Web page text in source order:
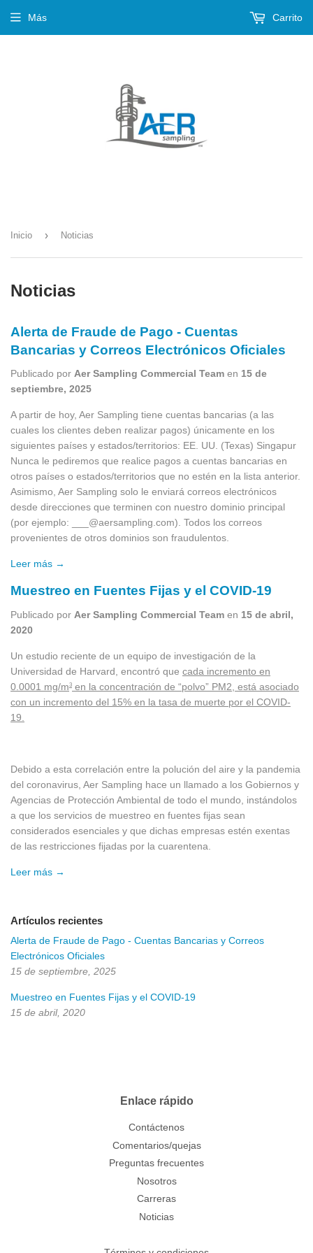
Más Carrito
Inicio › Noticias
Noticias
Alerta de Fraude de Pago - Cuentas
Bancarias y Correos Electrónicos Oficiales
Publicado por Aer Sampling Commercial Team en 15 de
septiembre, 2025
A partir de hoy, Aer Sampling tiene cuentas bancarias (a las
cuales los clientes deben realizar pagos) únicamente en los
siguientes países y estados/territorios: EE. UU. (Texas) Singapur
Nunca le pediremos que realice pagos a cuentas bancarias en
otros países o estados/territorios que no estén en la lista anterior.
Asimismo, Aer Sampling solo le enviará correos electrónicos
desde direcciones que terminen con nuestro dominio principal
(por ejemplo: ___@aersampling.com). Todos los correos
provenientes de otros dominios son fraudulentos.
Leer más →
Muestreo en Fuentes Fijas y el COVID-19
Publicado por Aer Sampling Commercial Team en 15 de abril,
2020
Un estudio reciente de un equipo de investigación de la
Universidad de Harvard, encontró que cada incremento en
0.0001 mg/m3 en la concentración de “polvo” PM2, está asociado
con un incremento del 15% en la tasa de muerte por el COVID-
19.
Debido a esta correlación entre la polución del aire y la pandemia
del coronavirus, Aer Sampling hace un llamado a los Gobiernos y
Agencias de Protección Ambiental de todo el mundo, instándolos
a que los servicios de muestreo en fuentes fijas sean
considerados esenciales y que dichas empresas estén exentas
de las restricciones fijadas por la cuarentena.
Leer más →
Artículos recientes
Alerta de Fraude de Pago - Cuentas Bancarias y Correos
Electrónicos Oficiales
15 de septiembre, 2025
Muestreo en Fuentes Fijas y el COVID-19
15 de abril, 2020
Enlace rápido
Contáctenos
Comentarios/quejas
Preguntas frecuentes
Nosotros
Carreras
Noticias